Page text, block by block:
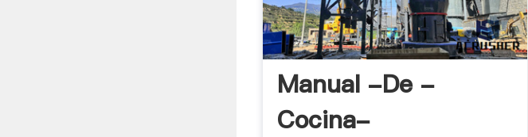
Manual -de -
Cocina-